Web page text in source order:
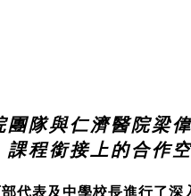
隊與仁濟醫院梁
程銜接上的合作
代表及中學校長進行了